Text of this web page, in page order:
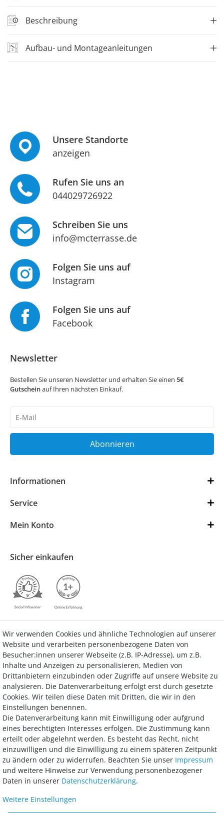
Beschreibung
Aufbau- und Montageanleitungen
Unsere Standorte
anzeigen
Rufen Sie uns an
044029726922
Schreiben Sie uns
info@mcterrasse.de
Folgen Sie uns auf
Instagram
Folgen Sie uns auf
Facebook
Newsletter
Bestellen Sie unseren Newsletter und erhalten Sie einen 5€
Gutscheinauf Ihren nächsten Einkauf.
Honig
Abonnieren
Informationen
Service
Mein Konto
Sicher einkaufen
Vertrag widerrufen Kontakt
Bezahlung
Wir bieten Ihnen viele Möglichkeiten einer sicheren und bequemen
Bezahlung.
Wir verwenden Cookies und ähnliche Technologien auf unserer
Website und verarbeiten personenbezogene Daten von
Besucher:innen unserer Webseite (z.B. IP-Adresse), um z.B.
Inhalte und Anzeigen zu personalisieren, Medien von
Drittanbietern einzubinden oder Zugriffe auf unsere Website zu
analysieren. Die Datenverarbeitung erfolgt erst durch gesetzte
Cookies. Wir teilen diese Daten mit Dritten, die wir in den
Einstellungen benennen.
Die Datenverarbeitung kann mit Einwilligung oder aufgrund
eines berechtigten Interesses erfolgen. Die Zustimmung kann
erteilt oder abgelehnt werden. Es besteht das Recht, nicht
einzuwilligen und die Einwilligung zu einem späteren Zeitpunkt
zu ändern oder zu widerrufen. Beachten Sie unser Impressum
und weitere Hinweise zur Verwendung personenbezogener
Daten in unserer Daten­schutz­erklärung.
Weitere Einstellungen